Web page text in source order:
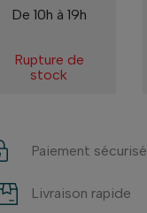
De 10h à 19h
Rupture de
stock
Paiement sécurisé
Livraison rapide